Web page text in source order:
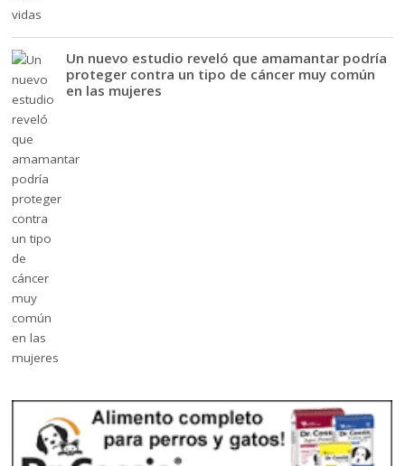
Un nuevo estudio reveló que amamantar podría
proteger contra un tipo de cáncer muy común
en las mujeres